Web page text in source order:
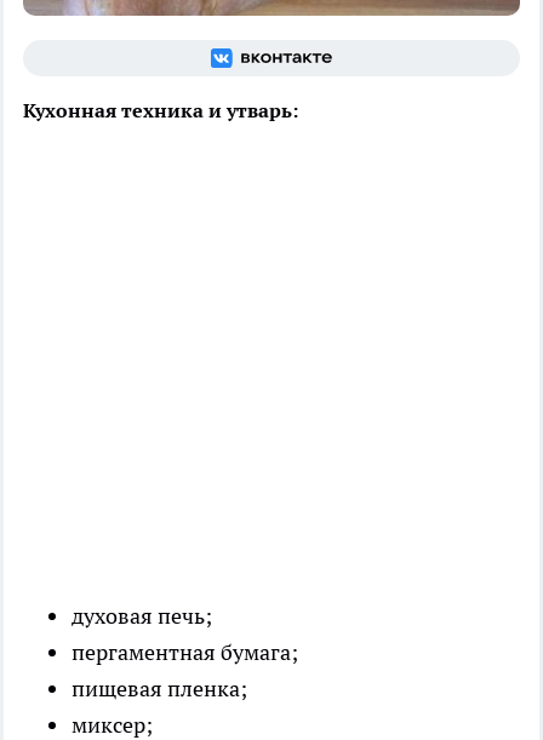
Кухонная техника и утварь:
духовая печь;
пергаментная бумага;
пищевая пленка;
миксер;